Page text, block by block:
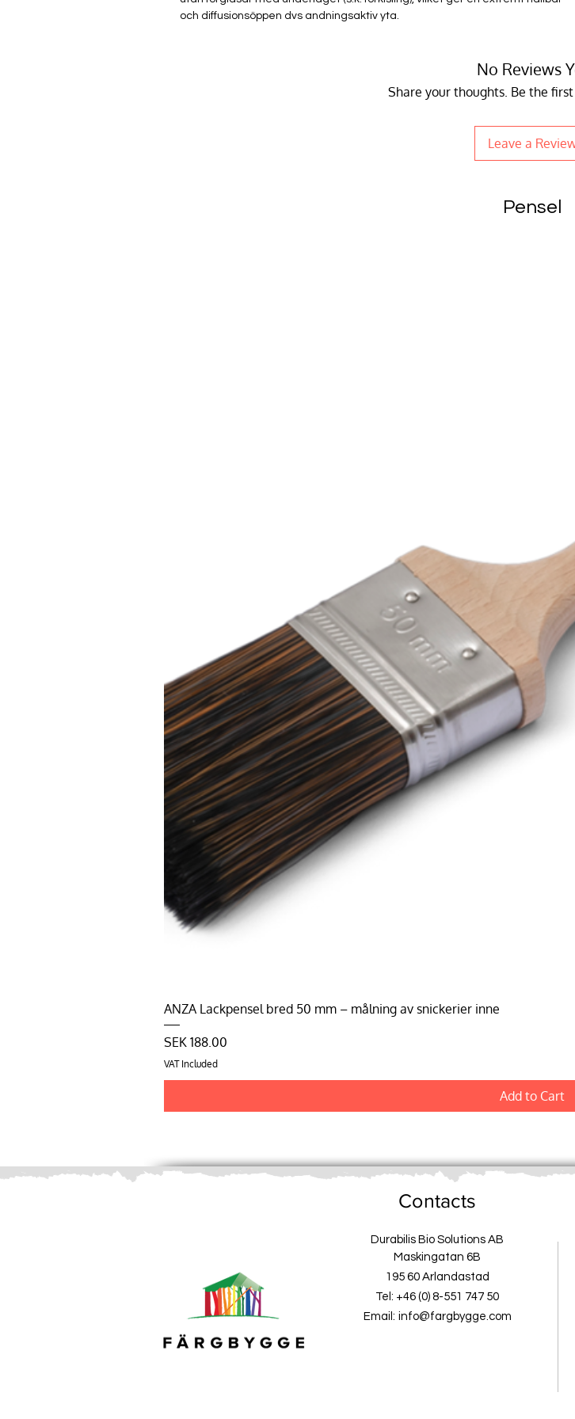
och diffusionsöppen dvs andningsaktiv yta.
No Reviews
Share your thoughts. Be the
Leave a
Pensel
ANZA Lackpensel bred 50 mm – målning av snickerier inne
Price
SEK 188.00
VAT Included
Add to Cart
Contacts
Durabilis Bio Solutions AB
Maskingatan 6B
195 60 Arlandastad
Tel: +46 (0) 8-551 747 50
Email: info@fargbygge.com